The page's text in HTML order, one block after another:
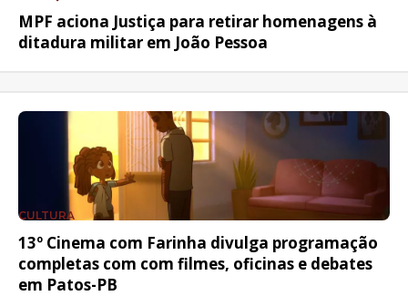
MPF aciona Justiça para retirar homenagens à
ditadura militar em João Pessoa
CULTURA
13º Cinema com Farinha divulga programação
completas com com filmes, oficinas e debates
em Patos-PB